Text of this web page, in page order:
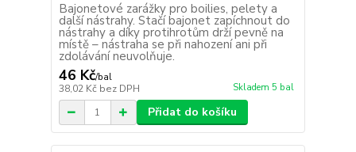
Bajonetové zarážky pro boilies, pelety a
další nástrahy. Stačí bajonet zapíchnout do
nástrahy a díky protihrotům drží pevně na
místě – nástraha se při nahození ani při
zdolávání neuvolňuje.
46 Kč/bal
38,02 Kč bez DPH Skladem 5 bal
Přidat do košíku